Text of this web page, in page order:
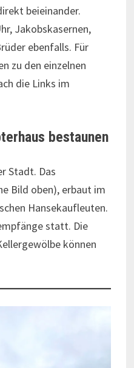
beieinander.
Jakobskasernen,
ebenfalls. Für
zu den einzelnen
die Links im
bestaunen
Stadt. Das
Bild oben), erbaut im
Hansekaufleuten.
statt. Die
können